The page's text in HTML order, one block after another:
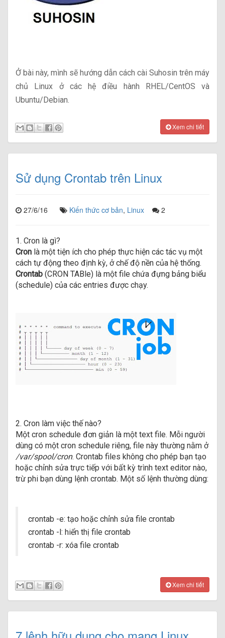
Ở bài này, mình sẽ hướng dẫn cách cài Suhosin trên máy
chủ Linux ở các hệ điều hành RHEL/CentOS và
Ubuntu/Debian.
Xem chi tiết
Sử dụng Crontab trên Linux
27/6/16 Kiến thức cơ bản, Linux 2
1. Cron là gì?
Cron là một tiện ích cho phép thực hiện các tác vụ một
cách tự động theo định kỳ, ở chế độ nền của hệ thống.
Crontab (CRON TABle) là một file chứa đựng bảng biểu
(schedule) của các entries được chạy.
2. Cron làm việc thế nào?
Một cron schedule đơn giản là một text file. Mỗi người
dùng có một cron schedule riêng, file này thường nằm ở
/var/spool/cron. Crontab files không cho phép bạn tạo
hoặc chỉnh sửa trực tiếp với bất kỳ trình text editor nào,
trừ phi bạn dùng lệnh crontab. Một số lệnh thường dùng:
crontab -e: tạo hoặc chỉnh sửa file crontab
crontab -l: hiển thị file crontab
crontab -r: xóa file crontab
Xem chi tiết